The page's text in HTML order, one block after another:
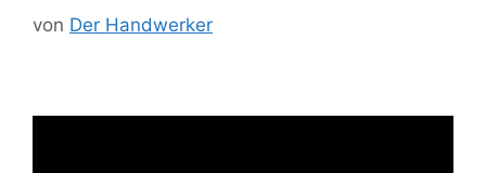
von Der Handwerker